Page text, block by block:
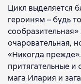
Ольга Коробкова
Марина Ефиминюк
Ксения Баштовая
Адриана
Цикл выделяется
героиням – будь
очаровательная,
«Никогда
притягательные и
мага Илария и